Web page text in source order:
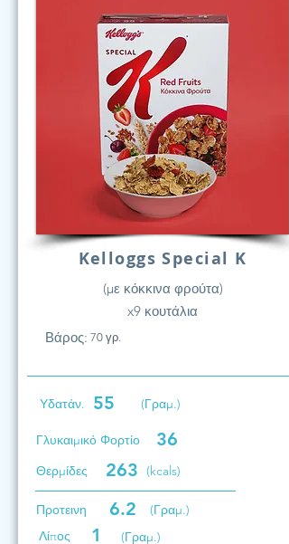
Kelloggs Special K
(με κόκκινα φρούτα)
x9 κουτάλια
Βάρος: 70 γρ.
Υδατάν. 55 (Γραμ.)
Γλυκαιμικό Φορτίο 36
Θερμίδες 263 (kcals)
Προτεινη 6.2
(Γραμ.)
Λίπος
1 (Γραμ.)